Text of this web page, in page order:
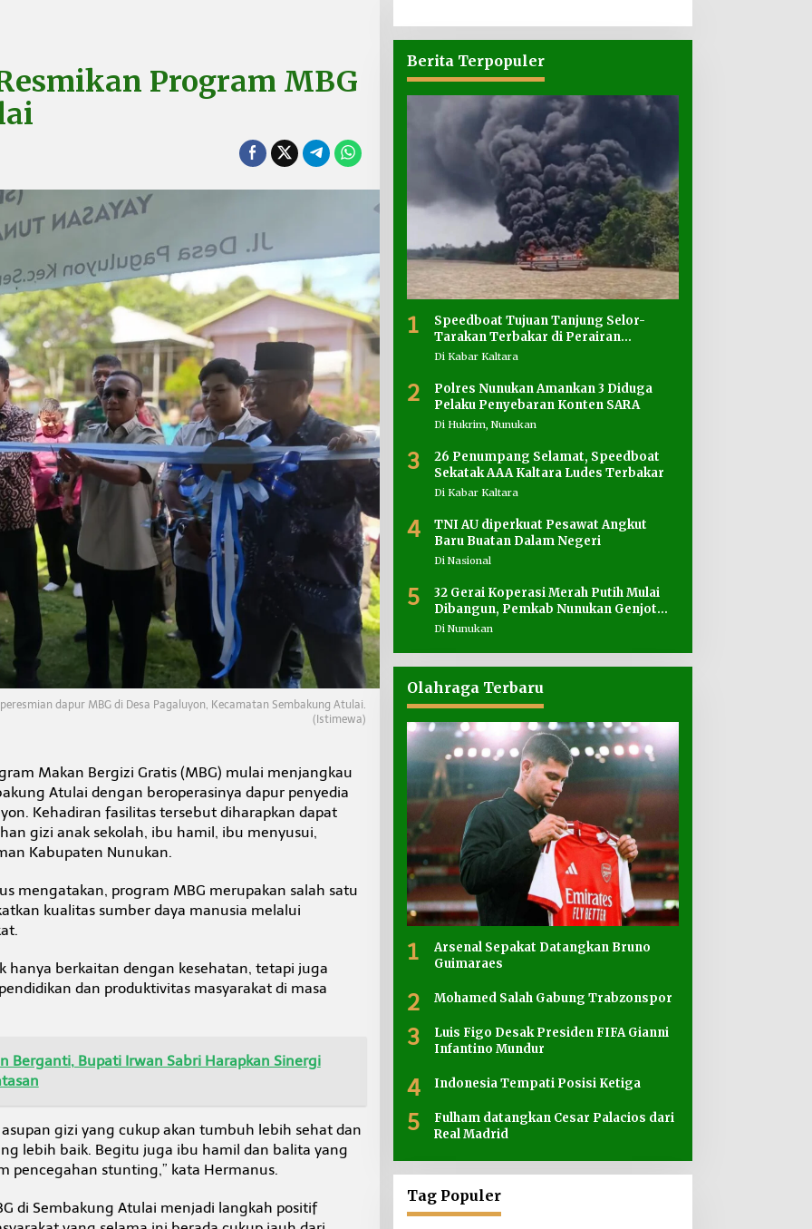
Program MBG
dapur MBG di Desa Pagaluyon, Kecamatan Sembakung Atulai.
(Istimewa)
Makan Bergizi Gratis (MBG) mulai menjangkau
Atulai dengan beroperasinya dapur penyedia
Kehadiran fasilitas tersebut diharapkan dapat
gizi anak sekolah, ibu hamil, ibu menyusui,
Kabupaten Nunukan.
mengatakan, program MBG merupakan salah satu
kualitas sumber daya manusia melalui
hanya berkaitan dengan kesehatan, tetapi juga
dan produktivitas masyarakat di masa
Berganti, Bupati Irwan Sabri Harapkan Sinergi
gizi yang cukup akan tumbuh lebih sehat dan
lebih baik. Begitu juga ibu hamil dan balita yang
pencegahan stunting,” kata Hermanus.
di Sembakung Atulai menjadi langkah positif
Berita Terpopuler
1
Speedboat Tujuan Tanjung Selor-
Tarakan Terbakar di Perairan
Salimbatu
Di Kabar Kaltara
2
Polres Nunukan Amankan 3 Diduga
Pelaku Penyebaran Konten SARA
Di Hukrim, Nunukan
3
26 Penumpang Selamat, Speedboat
Sekatak AAA Kaltara Ludes Terbakar
Di Kabar Kaltara
4
TNI AU diperkuat Pesawat Angkut
Baru Buatan Dalam Negeri
Di Nasional
5
32 Gerai Koperasi Merah Putih Mulai
Dibangun, Pemkab Nunukan Genjot
Penyediaan Lahan
Di Nunukan
Olahraga Terbaru
1
Arsenal Sepakat Datangkan Bruno
Guimaraes
2 Mohamed Salah Gabung Trabzonspor
3
Luis Figo Desak Presiden FIFA Gianni
Infantino Mundur
4 Indonesia Tempati Posisi Ketiga
5
Fulham datangkan Cesar Palacios dari
Real Madrid
Tag Populer